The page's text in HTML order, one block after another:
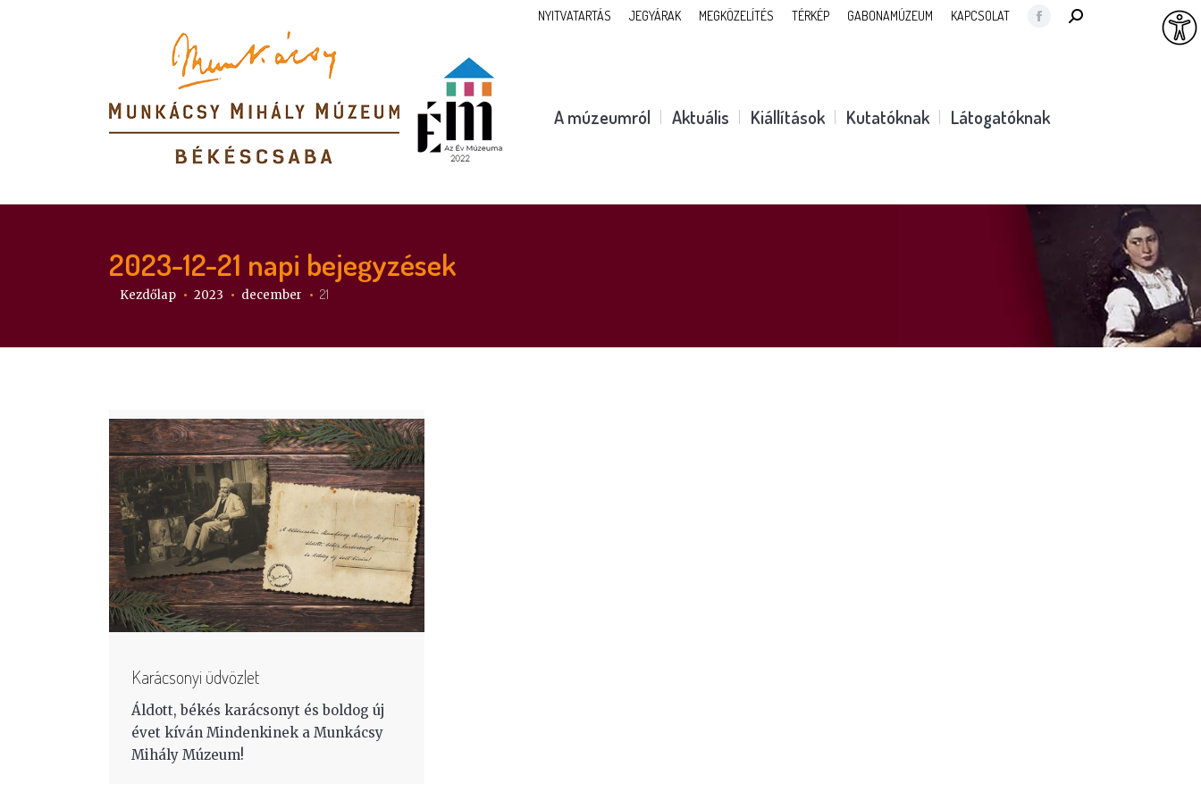
NYITVATARTÁS JEGYÁRAK MEGKÖZELÍTÉS TÉRKÉP GABONAMÚZEUM KAPCSOLAT
Facebook
new
SEARCH:
A múzeumról Aktuális Kiállítások Kutatóknak Látogatóknak
2023-12-21 napi bejegyzések
Itt vagy:
Kezdőlap 2023 december 21
Karácsonyi üdvözlet
Áldott, békés karácsonyt és boldog új
évet kíván Mindenkinek a Munkácsy
Mihály Múzeum!